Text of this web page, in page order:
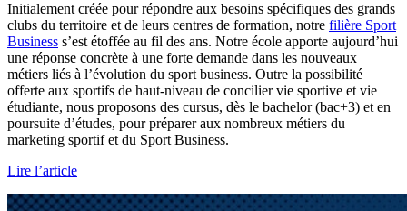
Initialement créée pour répondre aux besoins spécifiques des grands
clubs du territoire et de leurs centres de formation, notre filière Sport
Business s’est étoffée au fil des ans. Notre école apporte aujourd’hui
une réponse concrète à une forte demande dans les nouveaux
métiers liés à l’évolution du sport business. Outre la possibilité
offerte aux sportifs de haut-niveau de concilier vie sportive et vie
étudiante, nous proposons des cursus, dès le bachelor (bac+3) et en
poursuite d’études, pour préparer aux nombreux métiers du
marketing sportif et du Sport Business.
Lire l’article